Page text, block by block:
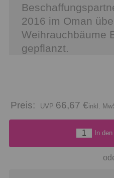
2016 im Oman
Weihrauchbäume
gepflanzt.
Preis: 66,67 €inkl.
In